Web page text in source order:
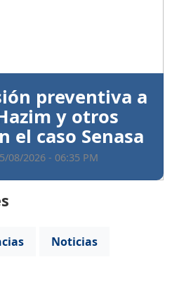
preventiva a
y otros
el caso Senasa
08/2026 - 06:35 PM
Noticias